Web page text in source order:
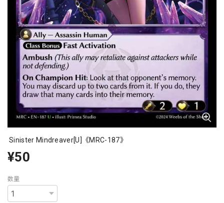
Sinister Mindreaver[U]《MRC-187》
¥50
数量